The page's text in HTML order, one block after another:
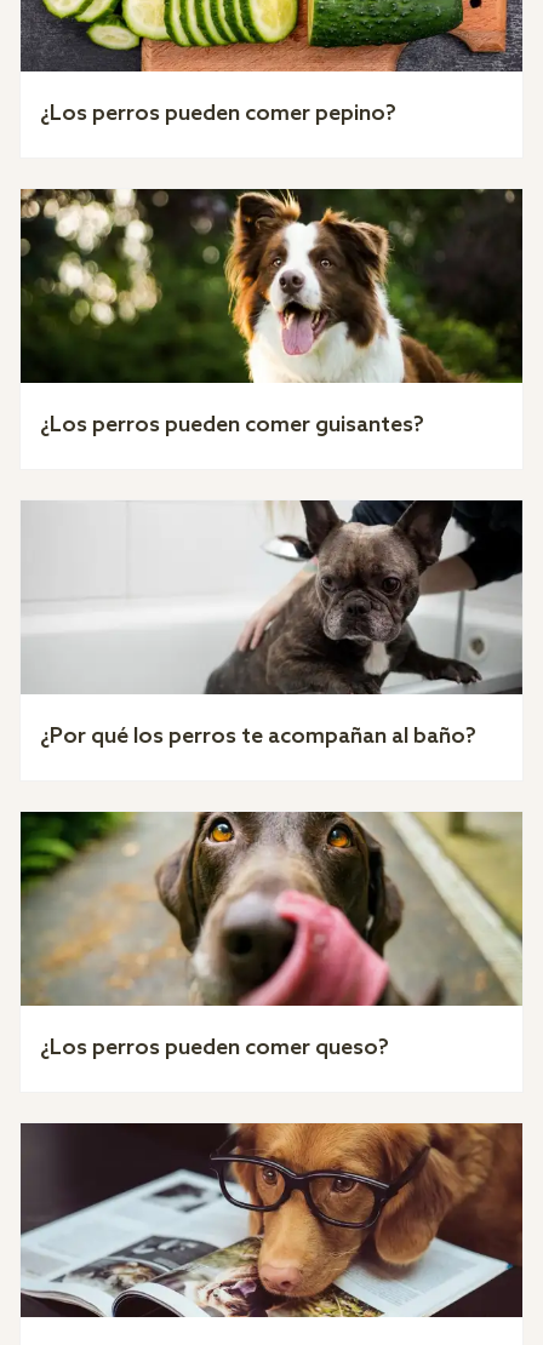
¿Los perros pueden comer pepino?
¿Los perros pueden comer guisantes?
¿Por qué los perros te acompañan al baño?
¿Los perros pueden comer queso?